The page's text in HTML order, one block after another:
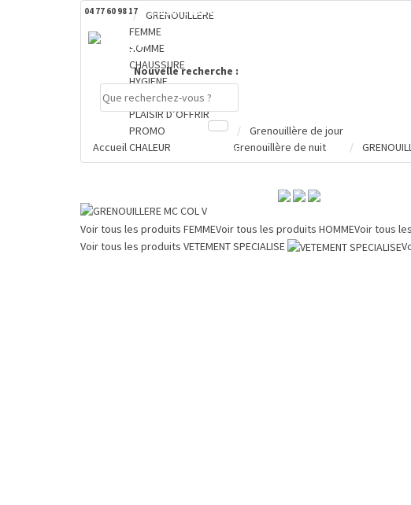
04 77 60 98 17 DERNIERS PRODUITS CONSULTÉS
Nouvelle recherche :
Compte
Voir tous les produits FEMMEVoir tous les produits HOMMEVoir tous
Voir tous les produits VETEMENT SPECIALISE
Accueil
GRENOUILLERE
FEMME
HOMME
CHAUSSURE
HYGIENE
VETEMENT SPECIALISE
PLAISIR D’OFFRIR
PROMO
CHALEUR
Grenouillère de jour
Grenouillère de nuit